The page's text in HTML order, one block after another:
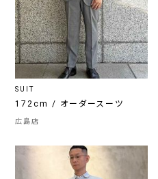
SUIT
172cm / オーダースーツ
広島店